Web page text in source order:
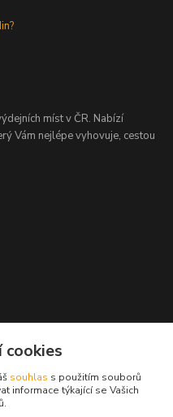
míst v ČR. Nabízí
Vám nejlépe vyhovuje, cestou
cookies
souhlas s použitím souborů
informace týkající se Vašich